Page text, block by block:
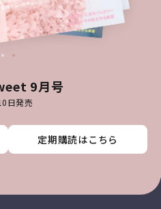
9月号
日発売
定期購読はこちら
定期購読はこちら
定期購読はこちら
定期購読はこちら